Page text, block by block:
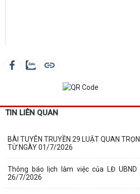
TIN LIÊN QUAN
BÀI TUYÊN TRUYỀN 29 LUẬT QUAN
TỪ NGÀY 01/7/2026
Thông báo lịch làm việc của LĐ
26/7/2026